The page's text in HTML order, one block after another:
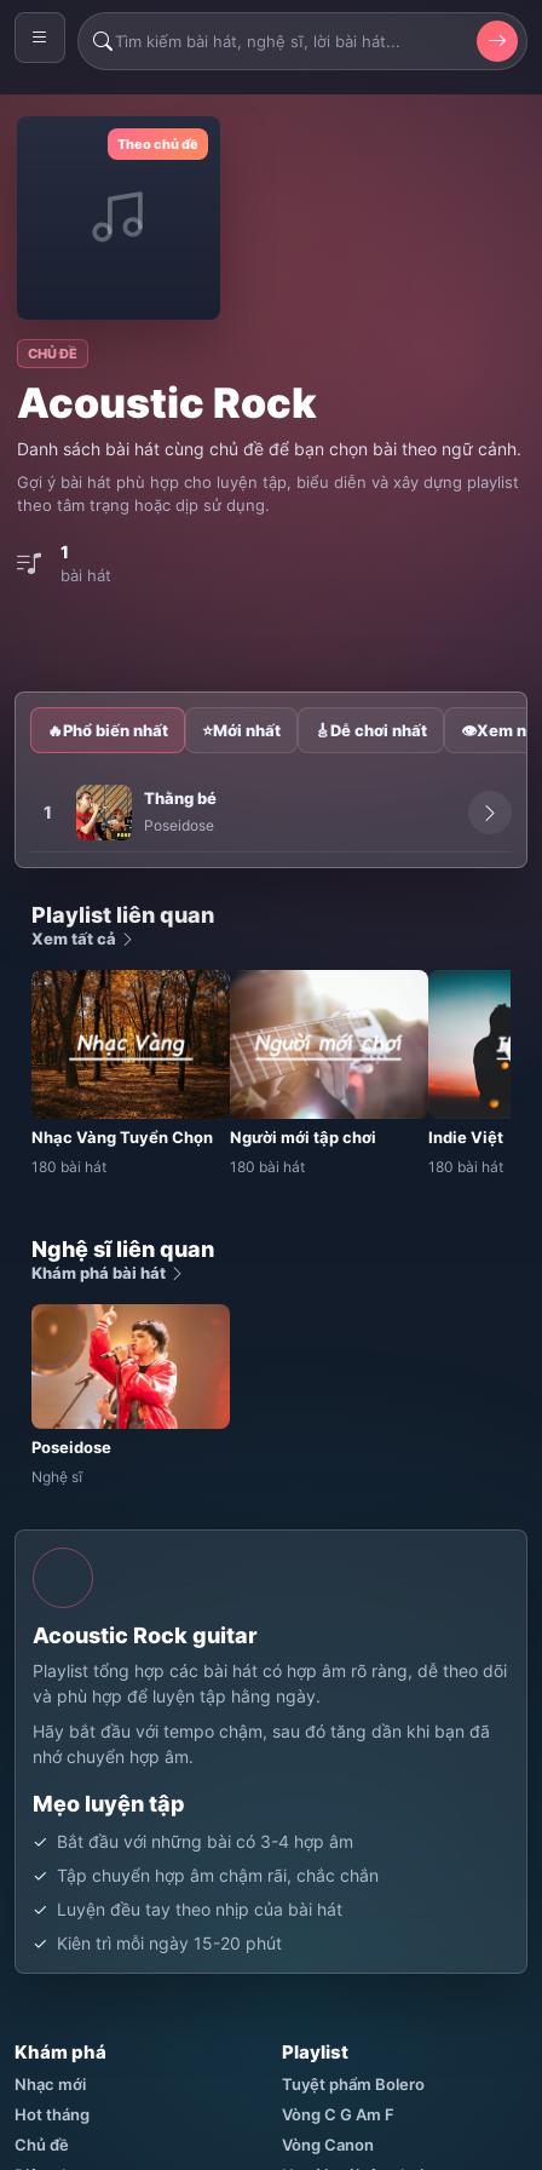
Theo chủ đề
CHỦ ĐỀ
Acoustic Rock
Danh sách bài hát cùng chủ đề để bạn chọn bài theo ngữ cảnh.
Gợi ý bài hát phù hợp cho luyện tập, biểu diễn và xây dựng playlist
theo tâm trạng hoặc dịp sử dụng.
1
bài hát
🔥Phổ biến nhất ⭐Mới nhất 🎸Dễ chơi nhất 👁Xem
1
Thằng bé
Poseidose
Playlist liên quan
Xem tất cả
Nhạc Vàng Tuyển Chọn
180 bài hát
Người mới tập chơi
180 bài hát
Indie Việt
180 bài hát
Nghệ sĩ liên quan
Khám phá bài hát
Poseidose
Nghệ sĩ
Acoustic Rock guitar
Playlist tổng hợp các bài hát có hợp âm rõ ràng, dễ theo dõi
và phù hợp để luyện tập hằng ngày.
Hãy bắt đầu với tempo chậm, sau đó tăng dần khi bạn đã
nhớ chuyển hợp âm.
Mẹo luyện tập
Bắt đầu với những bài có 3-4 hợp âm
Tập chuyển hợp âm chậm rãi, chắc chắn
Luyện đều tay theo nhịp của bài hát
Kiên trì mỗi ngày 15-20 phút
Khám phá
Nhạc mới
Hot tháng
Chủ đề
Playlist
Tuyệt phẩm Bolero
Vòng C G Am F
Vòng Canon